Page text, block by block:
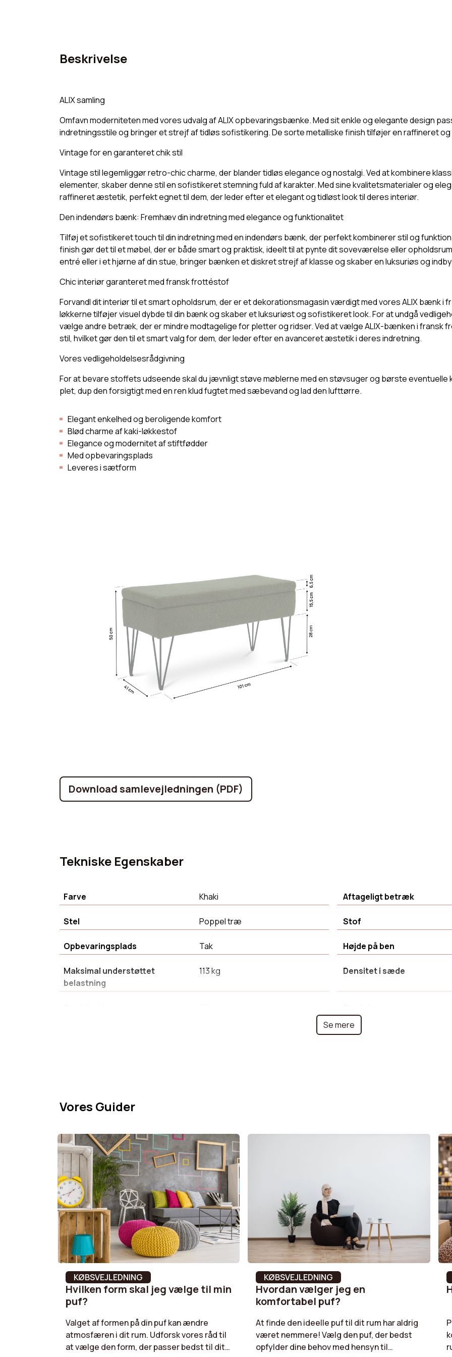
Beskrivelse
ALIX samling
Omfavn moderniteten med vores udvalg af ALIX opbevaringsbænke. Med sit enkle og elegante design
indretningsstile og bringer et strejf af tidløs sofistikering. De sorte metalliske finish tilføjer en raffineret
Vintage for en garanteret chik stil
Vintage stil legemliggør retro-chic charme, der blander tidløs elegance og nostalgi. Ved at kombinere
elementer, skaber denne stil en sofistikeret stemning fuld af karakter. Med sine kvalitetsmaterialer og
raffineret æstetik, perfekt egnet til dem, der leder efter et elegant og tidløst look til deres interiør.
Den indendørs bænk: Fremhæv din indretning med elegance og funktionalitet
Tilføj et sofistikeret touch til din indretning med en indendørs bænk, der perfekt kombinerer stil og
finish gør det til et møbel, der er både smart og praktisk, ideelt til at pynte dit soveværelse eller
entré eller i et hjørne af din stue, bringer bænken et diskret strejf af klasse og skaber en luksuriøs og
Chic interiør garanteret med fransk frottéstof
Forvandl dit interiør til et smart opholdsrum, der er et dekorationsmagasin værdigt med vores ALIX bænk i
løkkerne tilføjer visuel dybde til din bænk og skaber et luksuriøst og sofistikeret look. For at undgå
vælge andre betræk, der er mindre modtagelige for pletter og ridser. Ved at vælge ALIX-bænken i fransk
stil, hvilket gør den til et smart valg for dem, der leder efter en avanceret æstetik i deres indretning.
Vores vedligeholdelsesrådgivning
For at bevare stoffets udseende skal du jævnligt støve møblerne med en støvsuger og børste eventuelle
plet, dup den forsigtigt med en ren klud fugtet med sæbevand og lad den lufttørre.
Elegant enkelhed og beroligende komfort
Blød charme af kaki-løkkestof
Elegance og modernitet af stiftfødder
Med opbevaringsplads
Leveres i sætform
Download samlevejledningen (PDF)
Tekniske Egenskaber
Farve Khaki Aftageligt betræk
Stel Poppel træ Stof
Opbevaringsplads Tak Højde på ben
Maksimal understøttet
belastning
113 kg Densitet i sæde
Farve på ben
Antal personer anbefalet til
Form på ben Pins
Modstandsdygtighed mod
Benmateriale Stål
Stofsammensætning 100% polyester Komfort
Fyld i sæde Polyurethanskum Kollektion
Garanti samlingstid
Slidstyrke (Martindale)
Se mere
Vores Guider
KØBSVEJLEDNING
Hvilken form skal jeg vælge til min
puf?
Valget af formen på din puf kan ændre
atmosfæren i dit rum. Udforsk vores råd til
at vælge den form, der passer bedst til dit
KØBSVEJLEDNING
Hvordan vælger jeg en
komfortabel puf?
At finde den ideelle puf til dit rum har aldrig
været nemmere! Vælg den puf, der bedst
opfylder dine behov med hensyn til